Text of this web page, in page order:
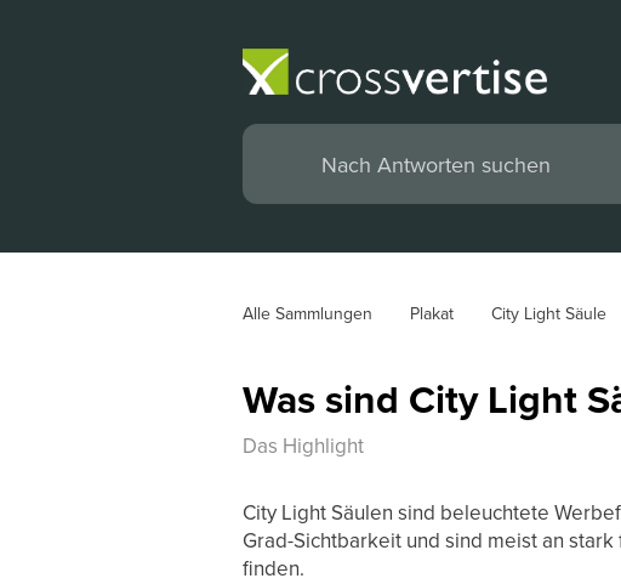
Alle Sammlungen Plakat City Light Säule
Was sind City Light
Das Highlight
City Light Säulen sind beleuchtete
Grad-Sichtbarkeit und sind meist an
finden.